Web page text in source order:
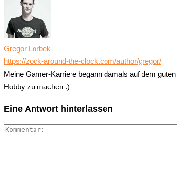
Gregor Lorbek
https://zock-around-the-clock.com/author/gregor/
Meine Gamer-Karriere begann damals auf dem
Hobby zu machen :)
Eine Antwort hinterlassen